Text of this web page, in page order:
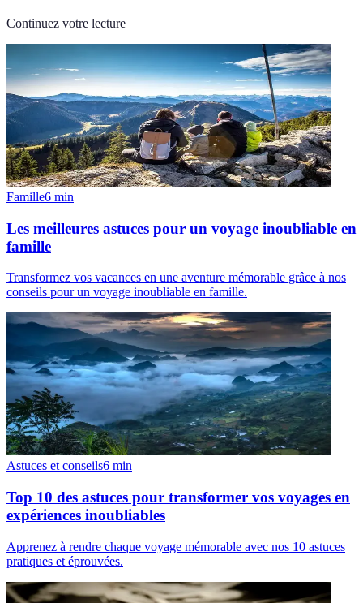
Continuez votre lecture
Famille6 min
Les meilleures astuces pour un voyage inoubliable en
famille
Transformez vos vacances en une aventure mémorable grâce à nos
conseils pour un voyage inoubliable en famille.
Astuces et conseils6 min
Top 10 des astuces pour transformer vos voyages en
expériences inoubliables
Apprenez à rendre chaque voyage mémorable avec nos 10 astuces
pratiques et éprouvées.